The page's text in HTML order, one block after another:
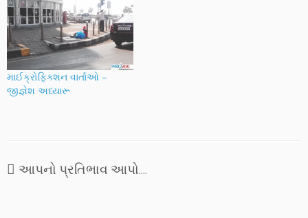
ડ્રાફ્ટમાં ખૂબ લાંબા સમયથી પડી
રહેલી અને એક કે બીજા કારણે
પ્રસિદ્ધ ન થઈ શકી. શંકા હતી
કે આ પ્રકારની કૃતિ વાચકો
સમજી કે…
માઈક્રોફિક્શન વાર્તાઓ –
જીજ્ઞેશ અધ્યારૂ
આપનો પ્રતિભાવ આપો....